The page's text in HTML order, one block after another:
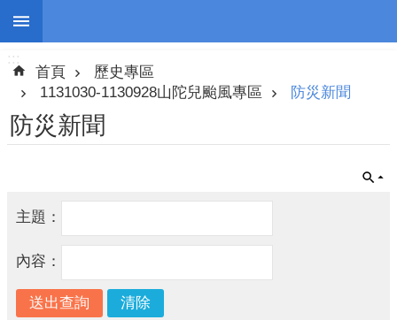
跳到主要內容區塊
進
階
搜
班
課
:::
首頁
歷史專區
1131030-1130928山陀兒颱風專區
防災新聞
防災新聞
主題：
內容：